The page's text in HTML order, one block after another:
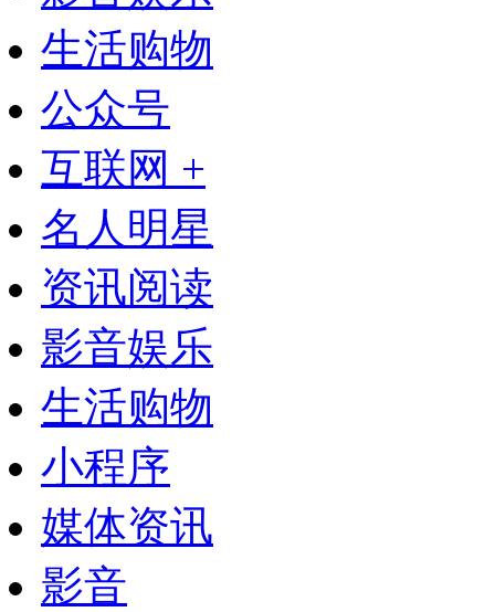
生活购物
公众号
互联网 +
名人明星
资讯阅读
影音娱乐
生活购物
小程序
媒体资讯
影音